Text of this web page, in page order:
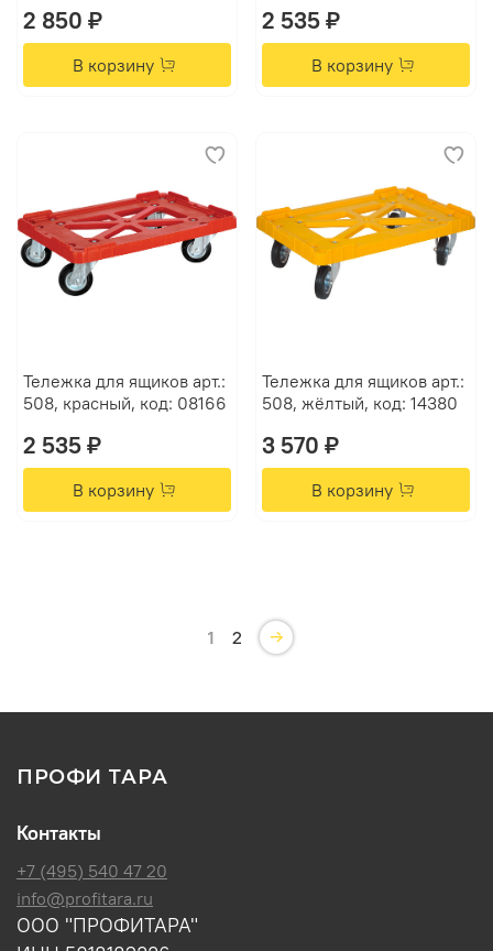
2 850 ₽
В корзину
2 535 ₽
В корзину
Тележка для ящиков арт.:
508, красный, код: 08166
2 535 ₽
В корзину
Тележка для ящиков арт.:
508, жёлтый, код: 14380
3 570 ₽
В корзину
1 2
ПРОФИ ТАРА
Контакты
+7 (495) 540 47 20
info@profitara.ru
ООО "ПРОФИТАРА"